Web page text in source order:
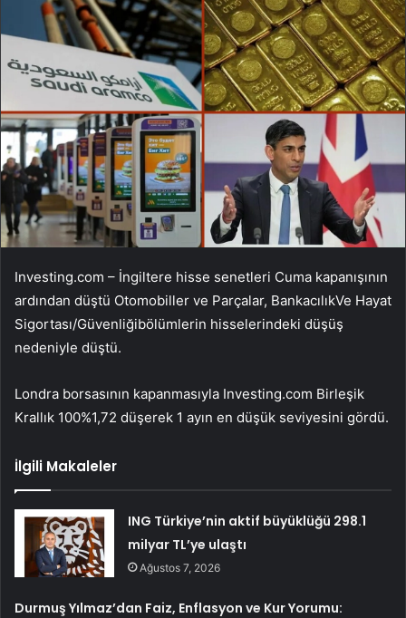
Investing.com – İngiltere hisse senetleri Cuma kapanışının
ardından düştü Otomobiller ve Parçalar, BankacılıkVe Hayat
Sigortası/Güvenliğibölümlerin hisselerindeki düşüş
nedeniyle düştü.
Londra borsasının kapanmasıyla Investing.com Birleşik
Krallık 100%1,72 düşerek 1 ayın en düşük seviyesini gördü.
İlgili Makaleler
ING Türkiye’nin aktif büyüklüğü 298.1
milyar TL’ye ulaştı
Ağustos 7, 2026
Durmuş Yılmaz’dan Faiz, Enflasyon ve Kur Yorumu: